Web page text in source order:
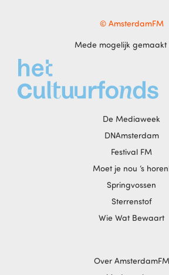
© AmsterdamFM
Mede mogelijk gemaakt
De Mediaweek
DNAmsterdam
Festival FM
Moet je nou ‘s
Springvossen
Sterrenstof
Wie Wat Bewaart
Over AmsterdamFM